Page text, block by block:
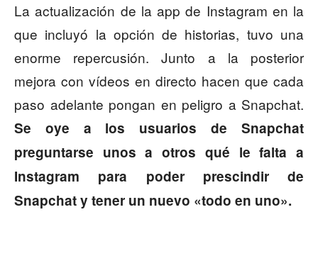
La actualización de la app de Instagram en la
que incluyó la opción de historias, tuvo una
enorme repercusión. Junto a la posterior
mejora con vídeos en directo hacen que cada
paso adelante pongan en peligro a Snapchat.
Se oye a los usuarios de Snapchat
preguntarse unos a otros qué le falta a
Instagram para poder prescindir de
Snapchat y tener un nuevo «todo en uno».